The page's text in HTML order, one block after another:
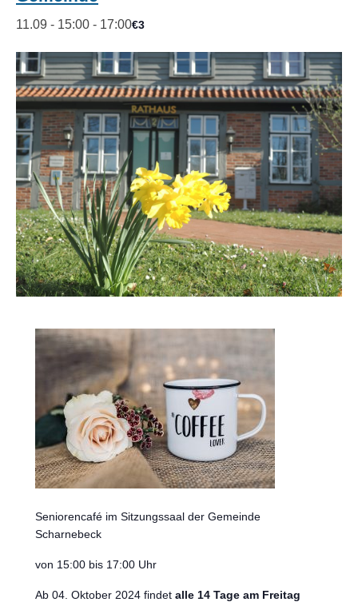
11.09 - 15:00 - 17:00€3
Seniorencafé im Sitzungssaal der Gemeinde
Scharnebeck
von 15:00 bis 17:00 Uhr
Ab 04. Oktober 2024 findet alle 14 Tage am Freitag